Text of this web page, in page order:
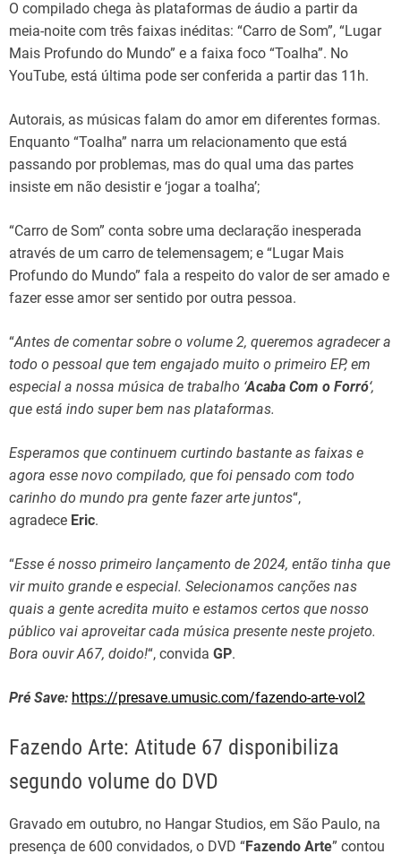
O compilado chega às plataformas de áudio a partir da
meia-noite com três faixas inéditas: “Carro de Som”, “Lugar
Mais Profundo do Mundo” e a faixa foco “Toalha”. No
YouTube, está última pode ser conferida a partir das 11h.
Autorais, as músicas falam do amor em diferentes formas.
Enquanto “Toalha” narra um relacionamento que está
passando por problemas, mas do qual uma das partes
insiste em não desistir e ‘jogar a toalha’;
“Carro de Som” conta sobre uma declaração inesperada
através de um carro de telemensagem; e “Lugar Mais
Profundo do Mundo” fala a respeito do valor de ser amado e
fazer esse amor ser sentido por outra pessoa.
“Antes de comentar sobre o volume 2, queremos agradecer a
todo o pessoal que tem engajado muito o primeiro EP, em
especial a nossa música de trabalho ‘Acaba Com o Forró‘,
que está indo super bem nas plataformas.
Esperamos que continuem curtindo bastante as faixas e
agora esse novo compilado, que foi pensado com todo
carinho do mundo pra gente fazer arte juntos“,
agradece Eric.
“Esse é nosso primeiro lançamento de 2024, então tinha que
vir muito grande e especial. Selecionamos canções nas
quais a gente acredita muito e estamos certos que nosso
público vai aproveitar cada música presente neste projeto.
Bora ouvir A67, doido!“, convida GP.
Pré Save: https://presave.umusic.com/fazendo-arte-vol2
Fazendo Arte: Atitude 67 disponibiliza
segundo volume do DVD
Gravado em outubro, no Hangar Studios, em São Paulo, na
presença de 600 convidados, o DVD “Fazendo Arte” contou